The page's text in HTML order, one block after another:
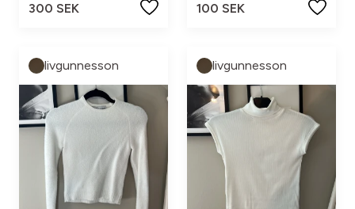
300 SEK
100 SEK
livgunnesson livgunnesson